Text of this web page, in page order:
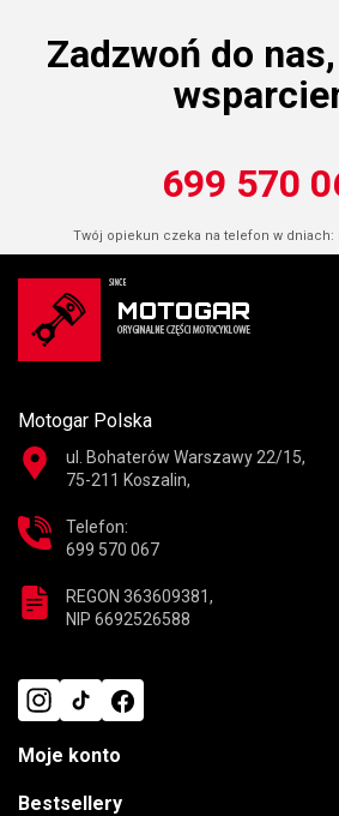
Zadzwoń do
699 570
Twój opiekun czeka na telefon w dniach:
Motogar Polska
ul. Bohaterów Warszawy 22/15,
75-211 Koszalin,
Telefon:
699 570 067
REGON 363609381,
NIP 6692526588
Moje konto
Bestsellery